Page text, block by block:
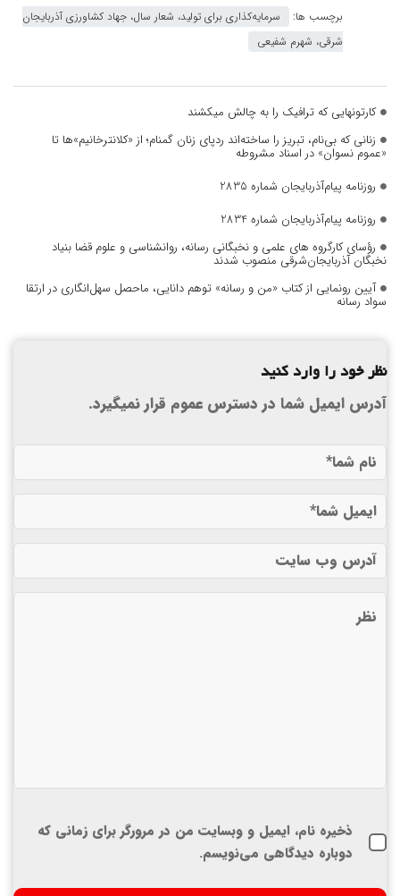
برچسب ها:
سرمایه‌کذاری برای تولید، شعار سال، جهاد کشاورزی آذربایجان
شرقی، شهرم شفیعی
کارتونهایی که ترافیک را به چالش میکشند
زنانی که بی‌نام، تبریز را ساخته‌اند ردپای زنان گمنام؛ از «کلانترخانیم»ها تا
«عموم نسوان» در اسناد مشروطه
روزنامه پیام‌آذربایجان شماره 2835
روزنامه پیام‌آذربایجان شماره 2834
رؤسای کارگروه های علمی و نخبگانی رسانه، روانشناسی و علوم قضا بنیاد
نخبگان آذربایجان‌شرقی منصوب شدند
آیین رونمایی از کتاب «من و رسانه» توهم دانایی، ماحصل سهل‌انگاری در ارتقا
سواد رسانه
نظر خود را وارد کنید
آدرس ایمیل شما در دسترس عموم قرار نمیگیرد.
ذخیره نام، ایمیل و وبسایت من در مرورگر برای زمانی که
دوباره دیدگاهی می‌نویسم.